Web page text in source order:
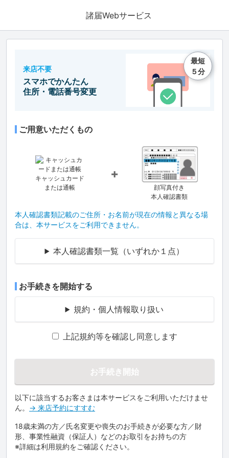
諸届Webサービス
来店不要
スマホでかんたん
住所・電話番号変更
最短
５分
ご用意いただくもの
キャッシュカード
または通帳
+
顔写真付き
本人確認書類
本人確認書類記載のご住所・お名前が現在の情報と異なる場
合は、本サービスをご利用できません。
本人確認書類一覧（いずれか１点）
お手続きを開始する
規約・個人情報取り扱い
上記規約等を確認し同意します
お手続き開始
以下に該当するお客さまは本サービスをご利用いただけませ
ん。 → 来店予約にすすむ
18歳未満の方／氏名変更や喪失のお手続きが必要な方／財
形、事業性融資（保証人）などのお取引をお持ちの方
※詳細は利用規約をご確認ください。